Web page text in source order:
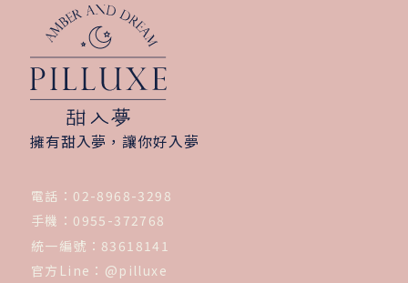
基於需要修改或變更本條款內容，並將修
改內容於本網站公告。
擁有甜入夢，讓你好入夢
電話： 02-8968-3298
手機： 0955-372768
統一編號： 83618141
官方Line： @pilluxe